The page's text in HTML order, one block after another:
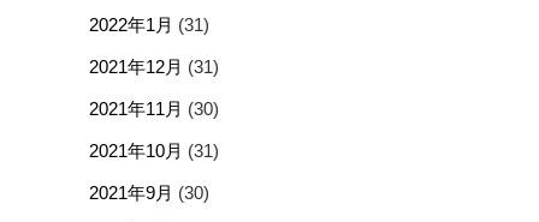
2022年1月 (31)
2021年12月 (31)
2021年11月 (30)
2021年10月 (31)
2021年9月 (30)